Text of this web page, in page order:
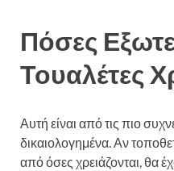
Πόσες
Τουαλέτες
Αυτή είναι από τις πιο
δικαιολογημένα. Αν
από όσες χρειάζονται, θα